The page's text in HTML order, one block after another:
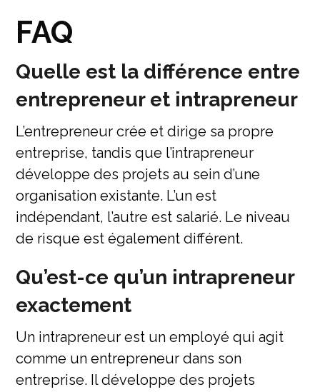
FAQ
Quelle est la différence entre
entrepreneur et intrapreneur
L’entrepreneur crée et dirige sa propre
entreprise, tandis que l’intrapreneur
développe des projets au sein d’une
organisation existante. L’un est
indépendant, l’autre est salarié. Le niveau
de risque est également différent.
Qu’est-ce qu’un intrapreneur
exactement
Un intrapreneur est un employé qui agit
comme un entrepreneur dans son
entreprise. Il développe des projets